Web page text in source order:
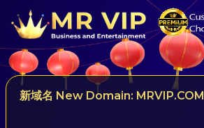
新域名 New Domain: MRVIP.COM